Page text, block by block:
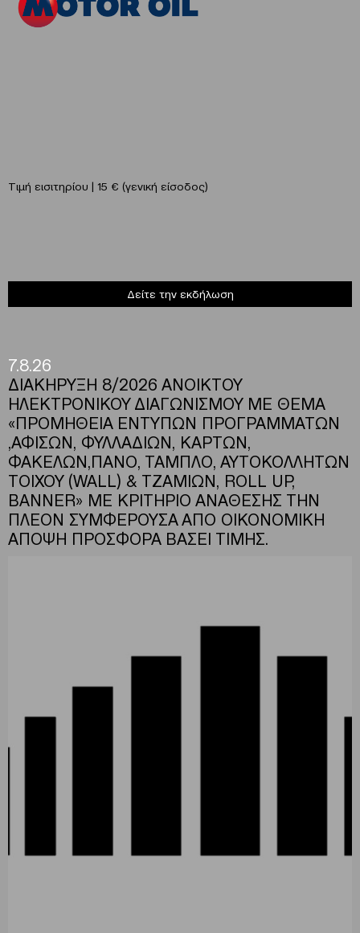
Τιμή εισιτηρίου | 15 € (γενική είσοδος)
Δείτε την εκδήλωση
7.8.26
ΔΙΑΚΗΡΥΞΗ 8/2026 ΑΝΟΙΚΤΟΥ
ΗΛΕΚΤΡΟΝΙΚΟΥ ΔΙΑΓΩΝΙΣΜΟΥ ΜΕ ΘΕΜΑ
«ΠΡΟΜΗΘΕΙΑ ΕΝΤΥΠΩΝ ΠΡΟΓΡΑΜΜΑΤΩΝ
,ΑΦΙΣΩΝ, ΦΥΛΛΑΔΙΩΝ, ΚΑΡΤΩΝ,
ΦΑΚΕΛΩΝ,ΠΑΝΟ, ΤΑΜΠΛΟ, ΑΥΤΟΚΟΛΛΗΤΩΝ
ΤΟΙΧΟΥ (WALL) & ΤΖΑΜΙΩΝ, ROLL UP,
BANNER» ΜΕ ΚΡΙΤΗΡΙΟ ΑΝΑΘΕΣΗΣ ΤΗΝ
ΠΛΕΟΝ ΣΥΜΦΕΡΟΥΣΑ ΑΠΟ ΟΙΚΟΝΟΜΙΚΗ
ΑΠΟΨΗ ΠΡΟΣΦΟΡΑ ΒΑΣΕΙ ΤΙΜΗΣ.